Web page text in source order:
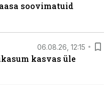
soovimatuid
06.08.26, 12:15
kasvas üle